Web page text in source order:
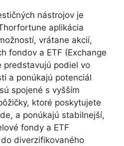
nástrojov je
aplikácia
vrátane akcií,
fondov a ETF (Exchange
predstavujú podiel vo
a ponúkajú potenciál
spojené s vyšším
ktoré poskytujete
a ponúkajú stabilnejší,
fondy a ETF
diverzifikovaného